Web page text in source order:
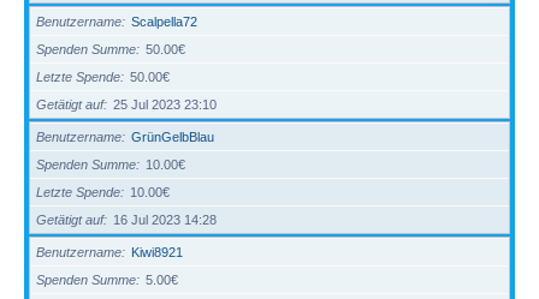
Benutzername
Scalpella72
Spenden Summe
50.00€
Letzte Spende
50.00€
Getätigt auf
25 Jul 2023 23:10
Benutzername
GrünGelbBlau
Spenden Summe
10.00€
Letzte Spende
10.00€
Getätigt auf
16 Jul 2023 14:28
Benutzername
Kiwi8921
Spenden Summe
5.00€